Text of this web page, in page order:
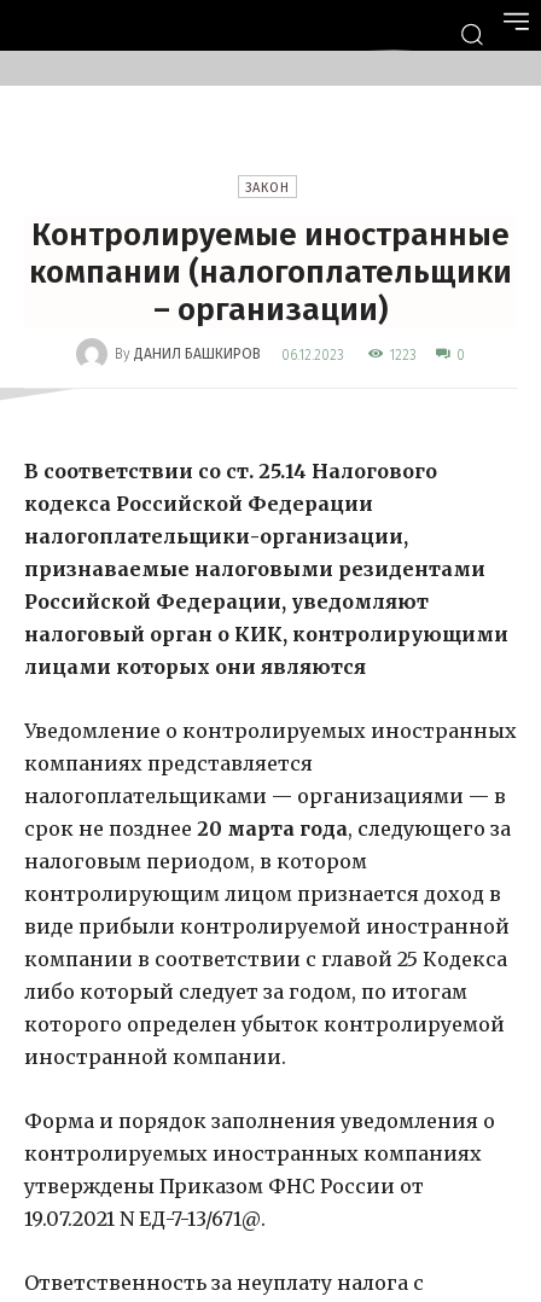
ЗАКОН
Контролируемые иностранные
компании (налогоплательщики
– организации)
By ДАНИЛ БАШКИРОВ 06.12.2023 1223 0
В соответствии со ст. 25.14 Налогового
кодекса Российской Федерации
налогоплательщики-организации,
признаваемые налоговыми резидентами
Российской Федерации, уведомляют
налоговый орган о КИК, контролирующими
лицами которых они являются
Уведомление о контролируемых иностранных
компаниях представляется
налогоплательщиками — организациями — в
срок не позднее 20 марта года, следующего за
налоговым периодом, в котором
контролирующим лицом признается доход в
виде прибыли контролируемой иностранной
компании в соответствии с главой 25 Кодекса
либо который следует за годом, по итогам
которого определен убыток контролируемой
иностранной компании.
Форма и порядок заполнения уведомления о
контролируемых иностранных компаниях
утверждены Приказом ФНС России от
19.07.2021 N ЕД-7-13/671@.
Ответственность за неуплату налога с